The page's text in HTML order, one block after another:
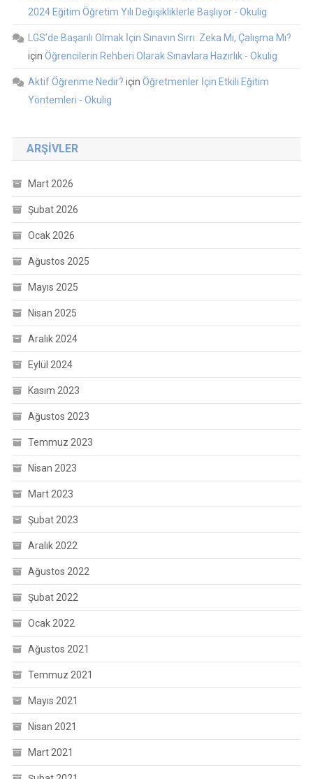
2024 Eğitim Öğretim Yılı Değişikliklerle Başlıyor - Okulig
LGS’de Başarılı Olmak İçin Sınavın Sırrı: Zeka Mı, Çalışma Mı?
için Öğrencilerin Rehberi Olarak Sınavlara Hazırlık - Okulig
Aktif Öğrenme Nedir? için Öğretmenler İçin Etkili Eğitim
Yöntemleri - Okulig
ARŞIVLER
Mart 2026
Şubat 2026
Ocak 2026
Ağustos 2025
Mayıs 2025
Nisan 2025
Aralık 2024
Eylül 2024
Kasım 2023
Ağustos 2023
Temmuz 2023
Nisan 2023
Mart 2023
Şubat 2023
Aralık 2022
Ağustos 2022
Şubat 2022
Ocak 2022
Ağustos 2021
Temmuz 2021
Mayıs 2021
Nisan 2021
Mart 2021